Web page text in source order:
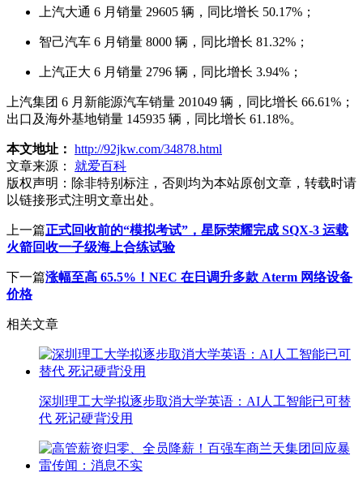
上汽大通 6 月销量 29605 辆，同比增长 50.17%；
智己汽车 6 月销量 8000 辆，同比增长 81.32%；
上汽正大 6 月销量 2796 辆，同比增长 3.94%；
上汽集团 6 月新能源汽车销量 201049 辆，同比增长 66.61%；
出口及海外基地销量 145935 辆，同比增长 61.18%。
本文地址： http://92jkw.com/34878.html
文章来源：
就爱百科
版权声明： 除非特别标注，否则均为本站原创文章，转载时请
以链接形式注明文章出处。
上一篇正式回收前的“模拟考试”，星际荣耀完成 SQX-3 运载
火箭回收一子级海上合练试验
下一篇涨幅至高 65.5%！NEC 在日调升多款 Aterm 网络设备
价格
相关文章
深圳理工大学拟逐步取消大学英语：AI人工智能已可替
代 死记硬背没用